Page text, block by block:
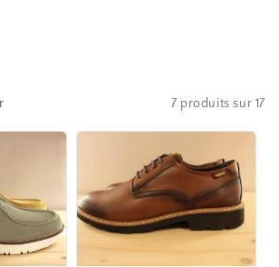
7 produits sur 17